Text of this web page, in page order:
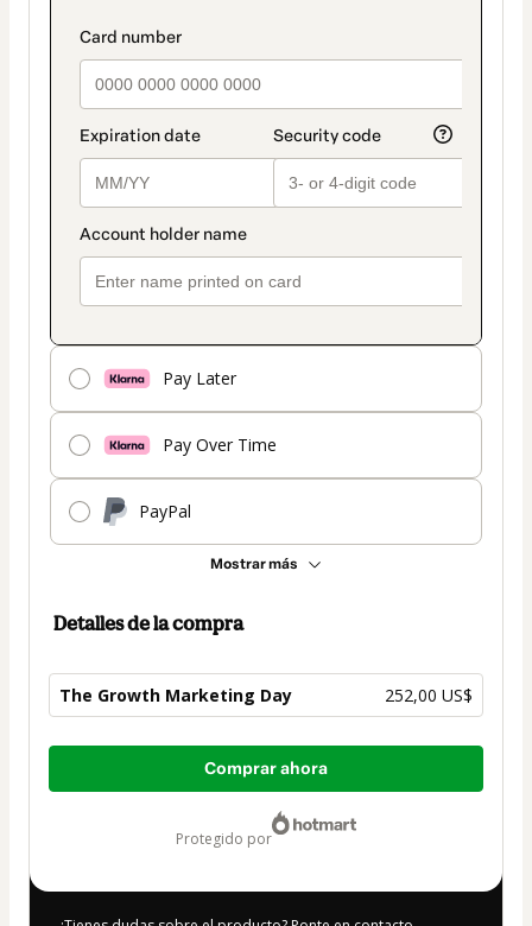
Pay Later
Pay Over Time
PayPal
Mostrar más
Tarjeta
Detalles de la compra
The Growth Marketing Day 252,00 US$
Total
252,00 US$
Comprar ahora
protegido por